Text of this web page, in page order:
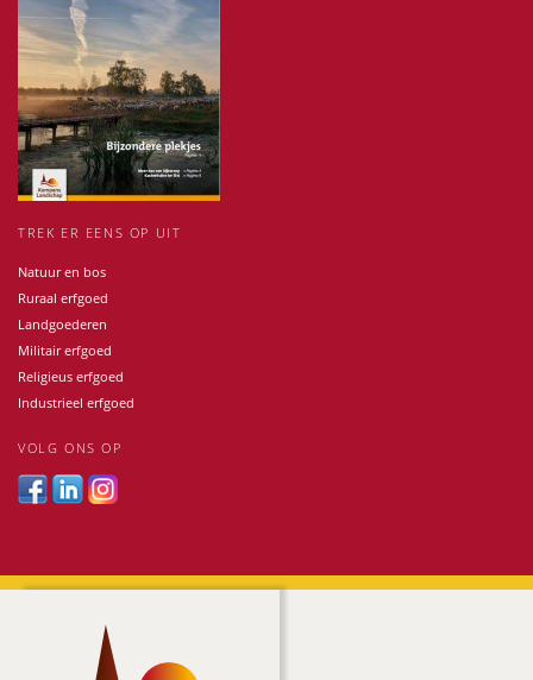
TREK ER EENS OP UIT
Natuur en bos
Ruraal erfgoed
Landgoederen
Militair erfgoed
Religieus erfgoed
Industrieel erfgoed
VOLG ONS OP